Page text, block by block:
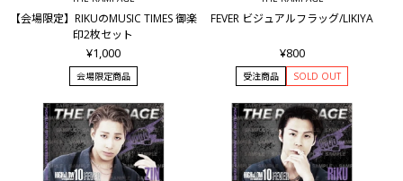
【会場限定】RIKUのMUSIC TIMES 御楽
印2枚セット
¥1,000
会場限定商品
FEVER ビジュアルフラッグ/LIKIYA
¥800
受注商品 SOLD OUT